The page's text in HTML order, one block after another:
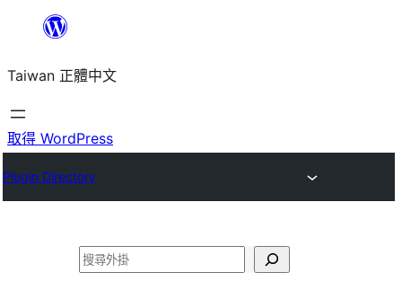
主
要
內
Taiwan 正體中文
取得 WordPress
Plugin Directory
搜